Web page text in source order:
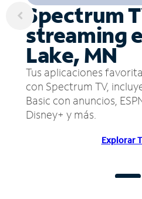
Spectrum
streaming
Lake, MN
Tus aplicaciones
con Spectrum TV,
Basic con anuncios,
Disney+ y más.
Explorar